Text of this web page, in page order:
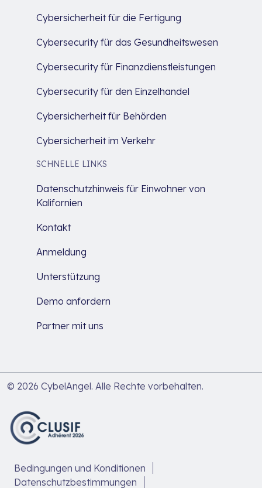
Cybersicherheit für die Fertigung
Cybersecurity für das Gesundheitswesen
Cybersecurity für Finanzdienstleistungen
Cybersecurity für den Einzelhandel
Cybersicherheit für Behörden
Cybersicherheit im Verkehr
SCHNELLE LINKS
Datenschutzhinweis für Einwohner von
Kalifornien
Kontakt
Anmeldung
Unterstützung
Demo anfordern
Partner mit uns
© 2026 CybelAngel. Alle Rechte vorbehalten.
Bedingungen und Konditionen
Datenschutzbestimmungen